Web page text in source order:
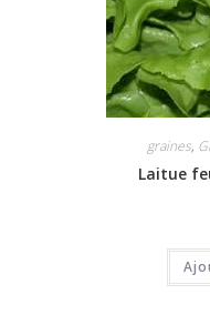
graines,
Laitue